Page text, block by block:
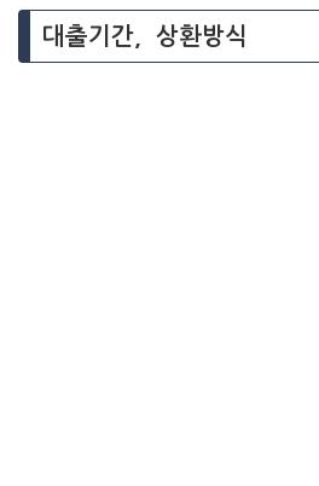
대출기간, 상환방식